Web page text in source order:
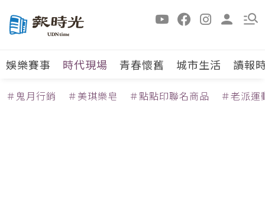
娛樂賽事 時代現場 青春懷舊 城市生活 讀報
＃鬼月行銷 ＃美琪樂皂 ＃點點印聯名商品 ＃老派運